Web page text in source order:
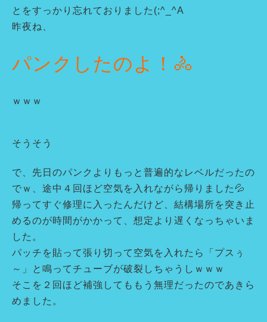
とをすっかり忘れておりました(;^_^A
昨夜ね、
パンクしたのよ！🚴
ｗｗｗ
そうそう
で、先日のパンクよりもっと普遍的なレベルだったの
でｗ、途中４回ほど空気を入れながら帰りました💦
帰ってすぐ修理に入ったんだけど、結構場所を突き止
めるのが時間がかかって、想定より遅くなっちゃいま
した。
パッチを貼って張り切って空気を入れたら「プスぅ
～」と鳴ってチューブが破裂しちゃうしｗｗｗ
そこを２回ほど補強してももう無理だったのであきら
めました。